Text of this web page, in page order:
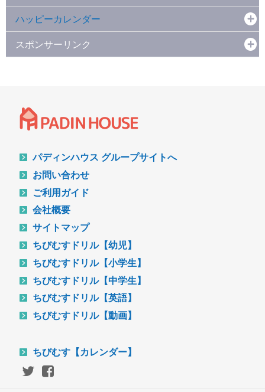
ハッピーカレンダー
スポンサーリンク
パディンハウス グループサイトへ
お問い合わせ
ご利用ガイド
会社概要
サイトマップ
ちびむすドリル【幼児】
ちびむすドリル【小学生】
ちびむすドリル【中学生】
ちびむすドリル【英語】
ちびむすドリル【動画】
ちびむす【カレンダー】